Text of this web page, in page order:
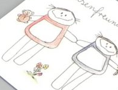
In den Warenkorb